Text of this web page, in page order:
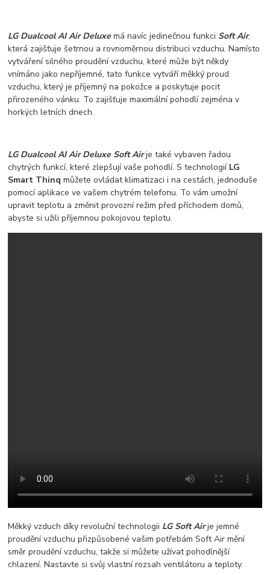
LG Dualcool AI Air Deluxemá navíc jedinečnou funkci Soft Air,
která zajišťuje šetrnou a rovnoměrnou distribuci vzduchu. Namísto
vytváření silného proudění vzduchu, které může být někdy
vnímáno jako nepříjemné, tato funkce vytváří měkký proud
vzduchu, který je příjemný na pokožce a poskytuje pocit
přirozeného vánku. To zajišťuje maximální pohodlí zejména v
horkých letních dnech.
LG Dualcool AI Air Deluxe Soft Airje také vybaven řadou
chytrých funkcí, které zlepšují vaše pohodlí. S technologií LG
Smart Thinq můžete ovládat klimatizaci i na cestách, jednoduše
pomocí aplikace ve vašem chytrém telefonu. To vám umožní
upravit teplotu a změnit provozní režim před příchodem domů,
abyste si užili příjemnou pokojovou teplotu.
Měkký vzduch díky revoluční technologii LG Soft Airje jemné
proudění vzduchu přizpůsobené vašim potřebám Soft Air mění
směr proudění vzduchu, takže si můžete užívat pohodlnější
chlazení. Nastavte si svůj vlastní rozsah ventilátoru a teploty.